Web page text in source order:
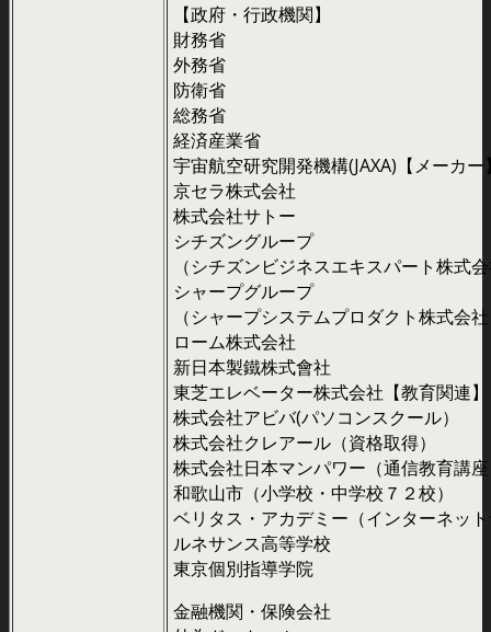
【政府・行政機関】
財務省
外務省
防衛省
総務省
経済産業省
宇宙航空研究開発機構(JAXA)【メーカー
京セラ株式会社
株式会社サトー
シチズングループ
（シチズンビジネスエキスパート株式
シャープグループ
（シャープシステムプロダクト株式会
ローム株式会社
新日本製鐵株式會社
東芝エレベーター株式会社【教育関連】
株式会社アビバ(パソコンスクール）
株式会社クレアール（資格取得）
株式会社日本マンパワー（通信教育講
和歌山市（小学校・中学校７２校）
ベリタス・アカデミー（インターネッ
ルネサンス高等学校
東京個別指導学院
金融機関・保険会社